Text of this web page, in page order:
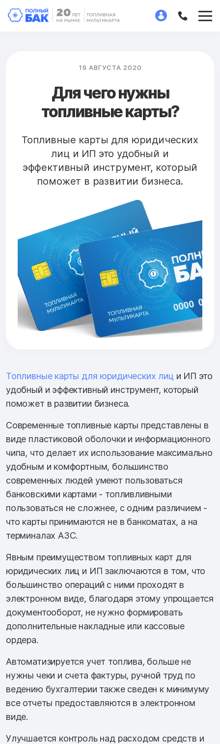
19 АВГУСТА 2020
Для чего нужны
топливные карты?
Топливные карты для юридических
лиц и ИП это удобный и
эффективный инструмент, который
поможет в развитии бизнеса.
Топливные карты для юридических лиц и ИП это
удобный и эффективный инструмент, который
поможет в развитии бизнеса.
Современные топливные карты представлены в
виде пластиковой оболочки и информационного
чипа, что делает их использование максимально
удобным и комфортным, большинство
современных людей умеют пользоваться
банковскими картами - топливливными
пользоваться не сложнее, с одним различием -
что карты принимаются не в банкоматах, а на
терминалах АЗС.
Явным преимуществом топливных карт для
юридических лиц и ИП заключаются в том, что
большинство операций с ними проходят в
электронном виде, благодаря этому упрощается
документооборот, не нужно формировать
дополнительные накладные или кассовые
ордера.
Автоматизируется учет топлива, больше не
нужны чеки и счета фактуры, ручной труд по
ведению бухгалтерии также сведен к минимуму
все отчеты предоставляются в электронном
виде.
Улучшается контроль над расходом средств и